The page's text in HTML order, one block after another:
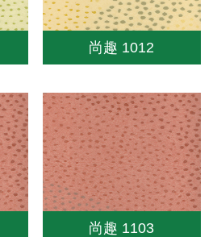
尚趣 1012
尚趣 1103